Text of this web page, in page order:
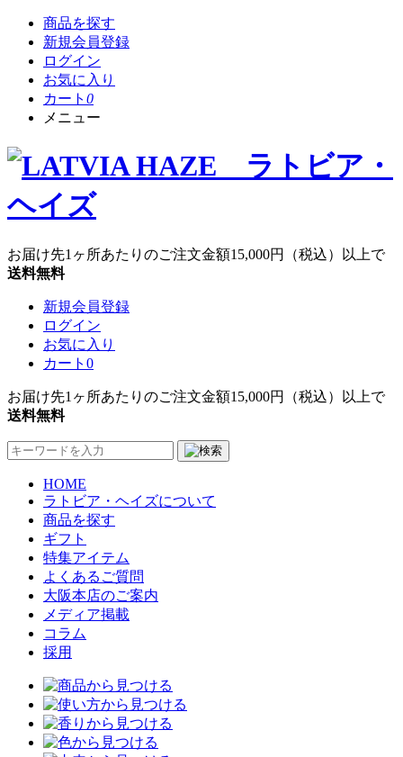
商品を探す
新規会員登録
ログイン
お気に入り
カート 0
メニュー
お届け先1ヶ所あたりのご注文金額15,000円
（税込）以上で
送料無料
新規会員登録
ログイン
お気に入り
カート 0
お届け先1ヶ所あたりのご注文金額15,000円
（税込）以上で
送料無料
HOME
ラトビア・ヘイズについて
商品を探す
ギフト
特集アイテム
よくあるご質問
大阪本店のご案内
メディア掲載
コラム
採用